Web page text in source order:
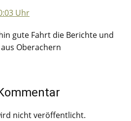
Uhr
gute Fahrt die Berichte und
Oberachern
nicht veröffentlicht.